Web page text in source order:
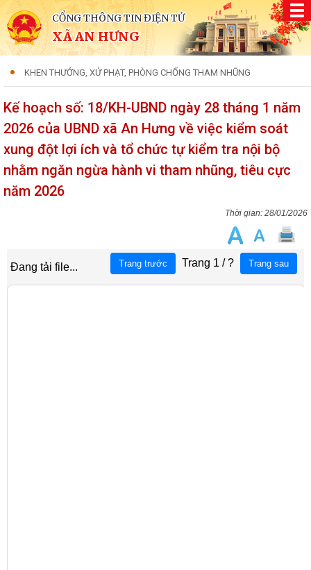
CỔNG THÔNG TIN ĐIỆN TỬ
XÃ AN HƯNG
KHEN THƯỞNG, XỬ PHẠT, PHÒNG CHỐNG THAM NHŨNG
Kế hoạch số: 18/KH-UBND ngày 28 tháng 1 năm
2026 của UBND xã An Hưng về việc kiểm soát
xung đột lợi ích và tổ chức tự kiểm tra nội bộ
nhằm ngăn ngừa hành vi tham nhũng, tiêu cực
năm 2026
28/01/2026